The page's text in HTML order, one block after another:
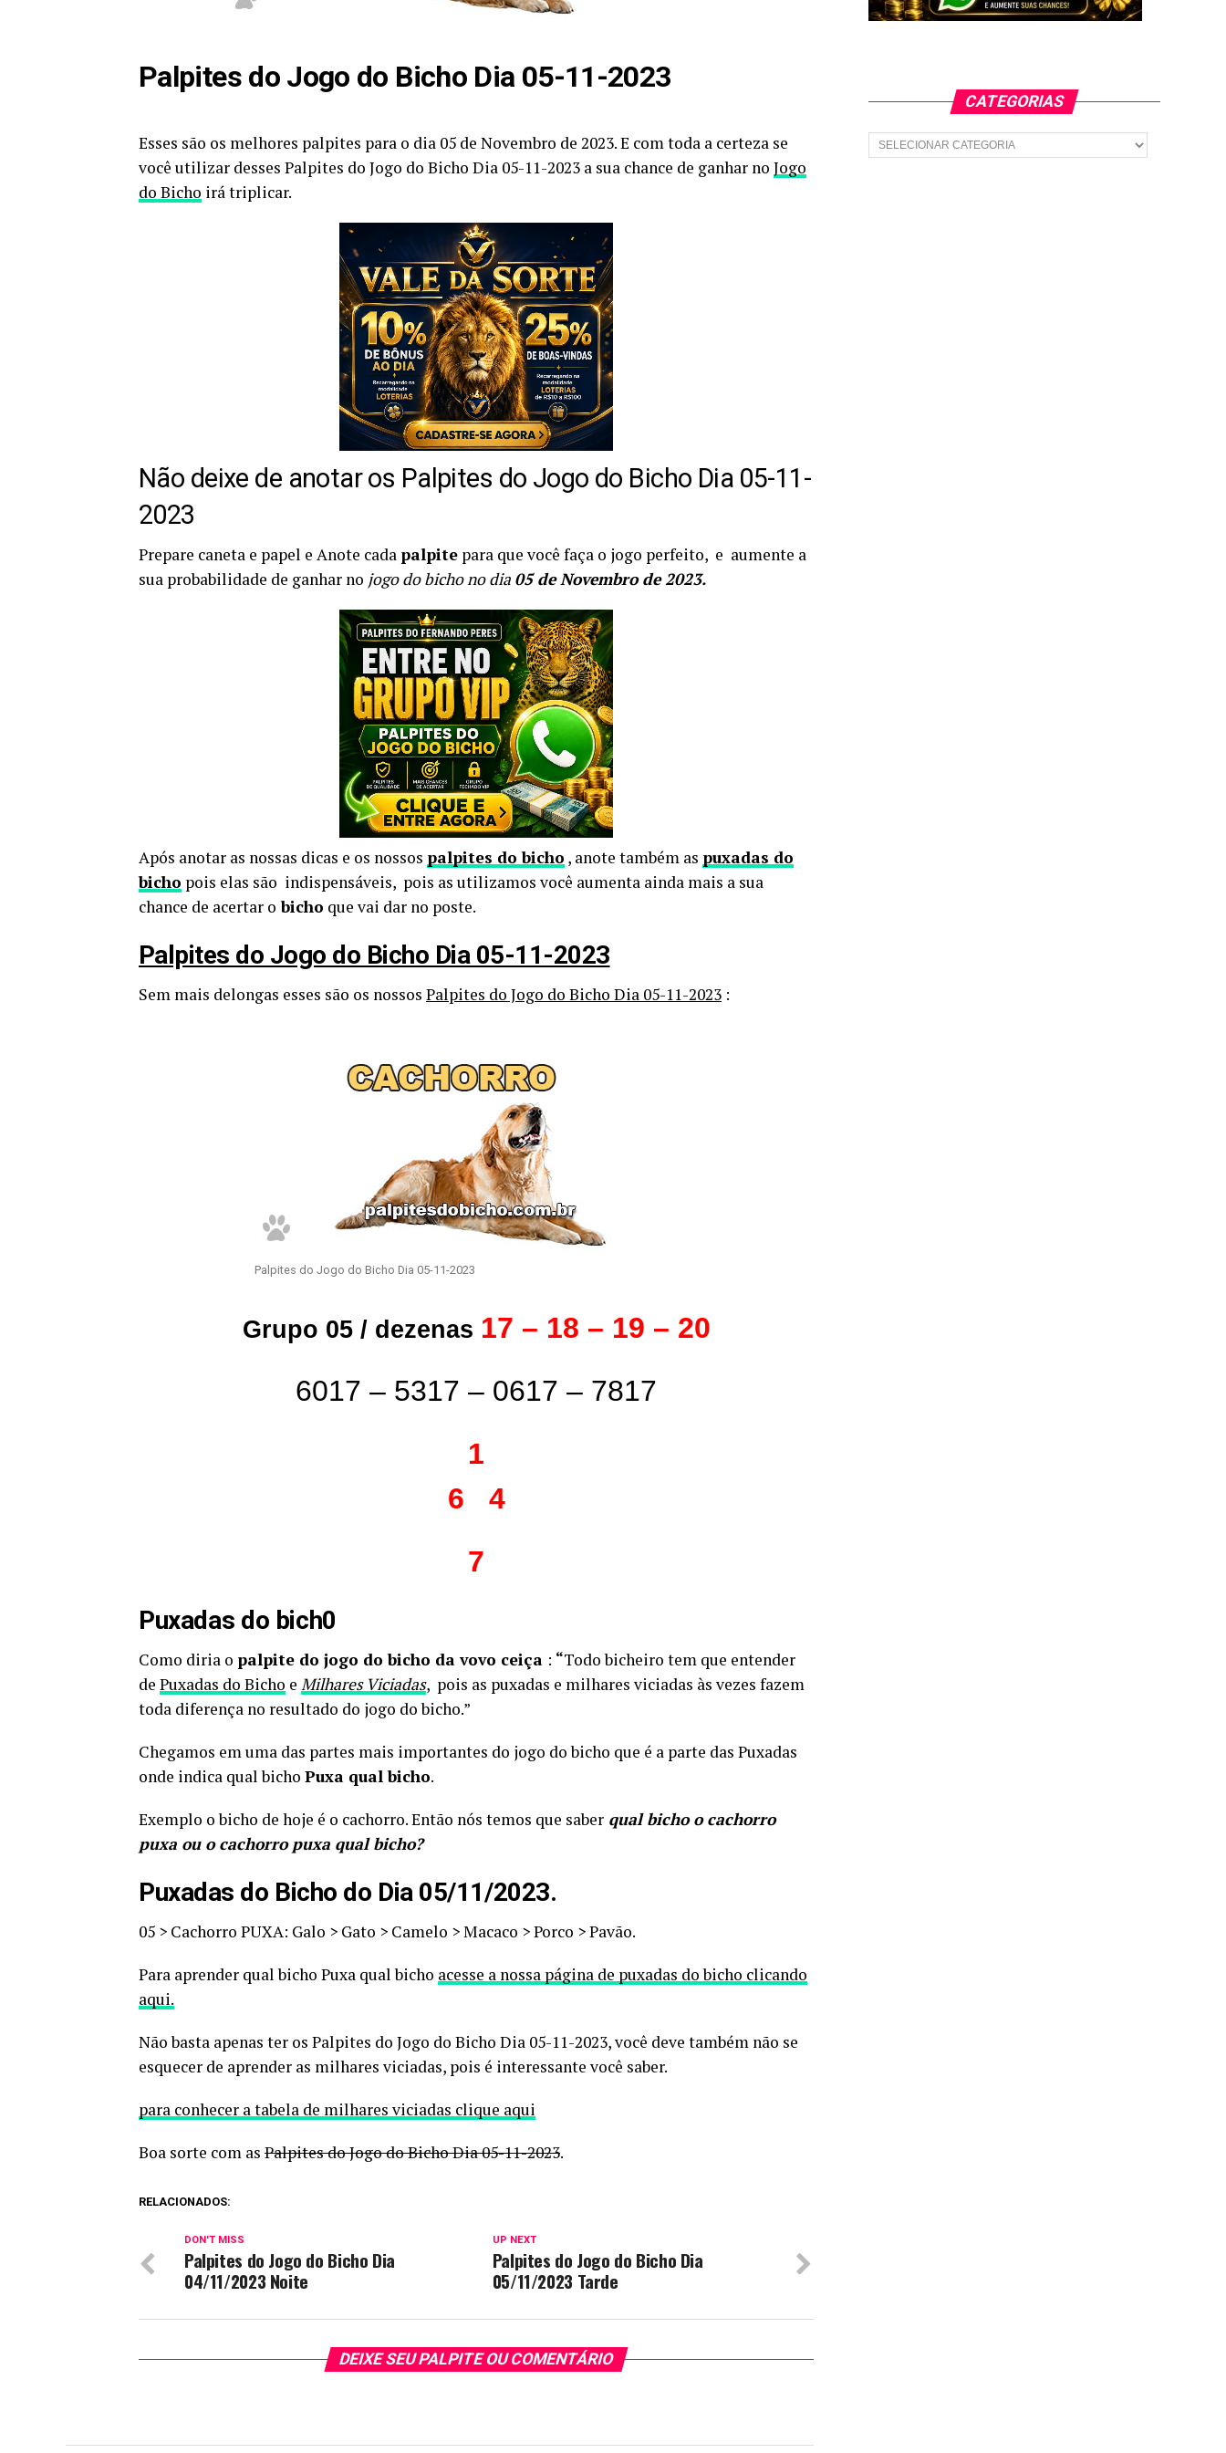
Palpites do Jogo do Bicho Dia 05-11-2023
Esses são os melhores palpites para o dia 05 de Novembro de 2023. E com toda a certeza se
você utilizar desses Palpites do Jogo do Bicho Dia 05-11-2023 a sua chance de ganhar no Jogo
do Bicho irá triplicar.
Não deixe de anotar os Palpites do Jogo do Bicho Dia 05-11-
2023
Prepare caneta e papel e Anote cada palpite para que você faça o jogo perfeito, e aumente a
sua probabilidade de ganhar no jogo do bichono dia 05de Novembro de 2023.
Após anotar as nossas dicas e os nossos palpites do bicho , anote também as puxadas do
bicho pois elas são indispensáveis, pois as utilizamos você aumenta ainda mais a sua
chance de acertar o bicho que vai dar no poste.
Palpites do Jogo do Bicho Dia 05-11-2023
Sem mais delongas esses são os nossos Palpites do Jogo do Bicho Dia 05-11-2023 :
Palpites do Jogo do Bicho Dia 05-11-2023
Grupo 05 / dezenas 17 – 18 – 19 – 20
6017 – 5317 – 0617 – 7817
1
6 4
7
Puxadas do bich0
Como diria o palpite do jogo do bicho da vovo ceiça : “Todo bicheiro tem que entender
de Puxadas do Bicho e Milhares Viciadas, pois as puxadas e milhares viciadas às vezes fazem
toda diferença no resultado do jogo do bicho.”
Chegamos em uma das partes mais importantes do jogo do bicho que é a parte das Puxadas
onde indica qual bicho Puxa qual bicho.
Exemplo o bicho de hoje é o cachorro. Então nós temos que saber qual bicho o cachorro
puxa ou o cachorro puxa qual bicho?
Puxadas do Bicho do Dia 05/11/2023.
05 > Cachorro PUXA: Galo > Gato > Camelo > Macaco > Porco > Pavão.
Para aprender qual bicho Puxa qual bicho acesse a nossa página de puxadas do bicho clicando
aqui.
Não basta apenas ter os Palpites do Jogo do Bicho Dia 05-11-2023, você deve também não se
esquecer de aprender as milhares viciadas, pois é interessante você saber.
para conhecer a tabela de milhares viciadas clique aqui
Boa sorte com as Palpites do Jogo do Bicho Dia 05-11-2023.
RELACIONADOS:
UP NEXT
Palpites do Jogo do Bicho Dia
05/11/2023 Tarde
DON'T MISS
Palpites do Jogo do Bicho Dia
04/11/2023 Noite
DEIXE SEU PALPITE OU COMENTÁRIO
CATEGORIAS
Categorias